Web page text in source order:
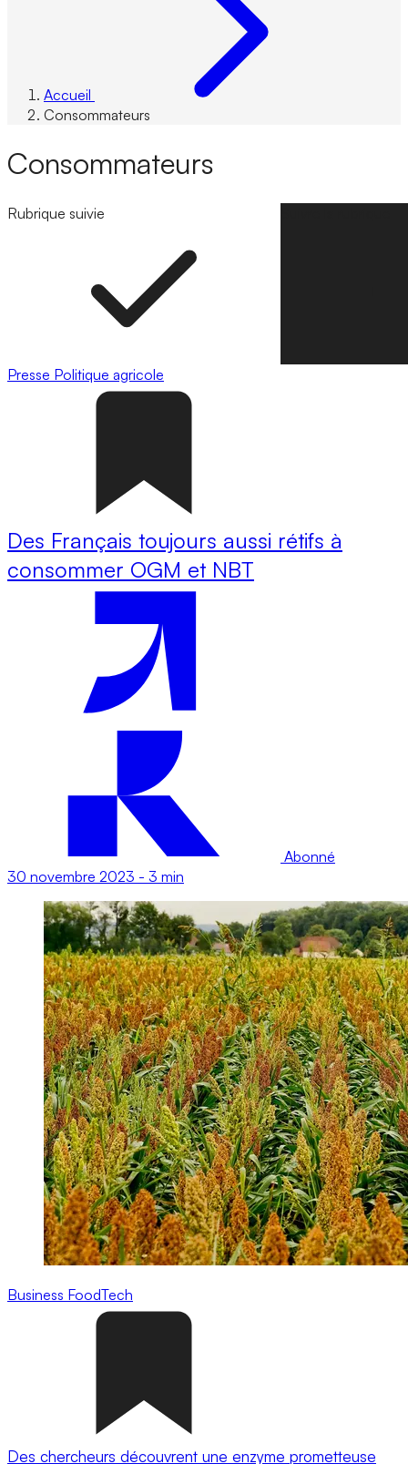
Accueil
Consommateurs
Consommateurs
Rubrique suivie
Presse Politique agricole
Des Français toujours aussi rétifs à
consommer OGM et NBT
Abonné
30 novembre 2023 - 3 min
Business FoodTech
Des chercheurs découvrent une enzyme prometteuse